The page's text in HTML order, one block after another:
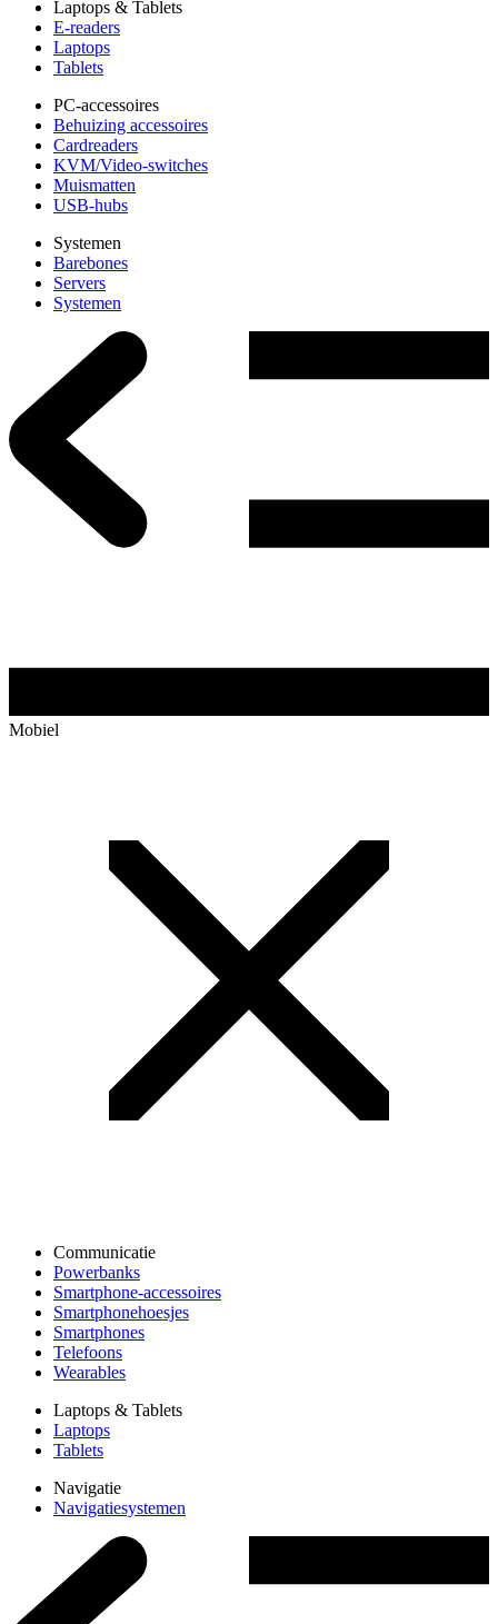
Laptops & Tablets
E-readers
Laptops
Tablets
PC-accessoires
Behuizing accessoires
Cardreaders
KVM/Video-switches
Muismatten
USB-hubs
Systemen
Barebones
Servers
Systemen
Mobiel
Communicatie
Powerbanks
Smartphone-accessoires
Smartphonehoesjes
Smartphones
Telefoons
Wearables
Laptops & Tablets
Laptops
Tablets
Navigatie
Navigatiesystemen